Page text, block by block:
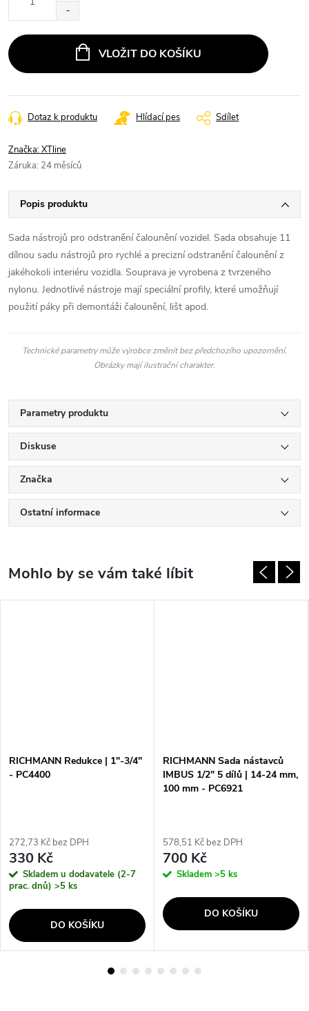
VLOŽIT DO KOŠÍKU
Dotaz k produktu Hlídací pes Sdílet
Značka:XTline
Záruka: 24 měsíců
Popis produktu
Sada nástrojů pro odstranění čalounění vozidel. Sada obsahuje 11
dílnou sadu nástrojů pro rychlé a precizní odstranění čalounění z
jakéhokoli interiéru vozidla. Souprava je vyrobena z tvrzeného
nylonu. Jednotlivé nástroje mají speciální profily, které umožňují
použití páky při demontáži čalounění, lišt apod.
Technické parametry může výrobce změnit bez předchozího upozornění.
Obrázky mají ilustrační charakter.
Parametry produktu
Diskuse
Značka
Ostatní informace
RICHMANN Redukce | 1"-3/4"
- PC4400
272,73 Kč bez DPH
330 Kč
Skladem u dodavatele (2-7
prac. dnů) >5 ks
DO KOŠÍKU
RICHMANN Sada nástavců
IMBUS 1/2" 5 dílů | 14-24 mm,
100 mm - PC6921
578,51 Kč bez DPH
700 Kč
Skladem >5 ks
DO KOŠÍKU